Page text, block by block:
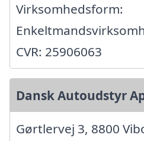
Virksomhedsform:
CVR: 25906063
Dansk Autoudstyr
Gørtlervej 3, 8800